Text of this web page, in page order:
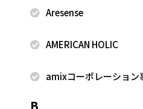
Aresense
AMERICAN HOLIC
amixコーポレーション